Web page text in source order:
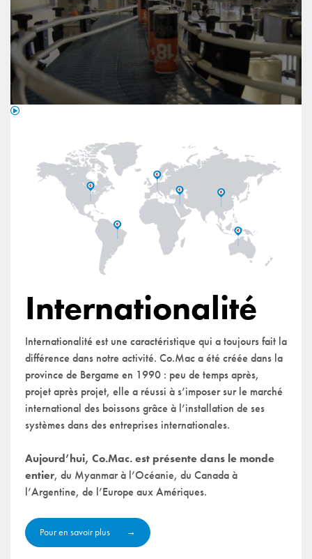
Internationalité
Internationalité est une caractéristique qui a toujours fait la
différence dans notre activité. Co.Mac a été créée dans la
province de Bergame en 1990 : peu de temps après,
projet après projet, elle a réussi à s’imposer sur le marché
international des boissons grâce à l’installation de ses
systèmes dans des entreprises internationales.
Aujourd’hui, Co.Mac. est présente dans le monde
entier, du Myanmar à l’Océanie, du Canada à
l’Argentine, de l’Europe aux Amériques.
Pour en savoir plus